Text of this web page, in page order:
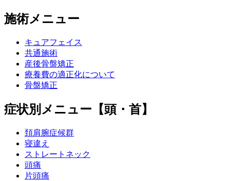
施術メニュー
キュアフェイス
共通施術
産後骨盤矯正
療養費の適正化について
骨盤矯正
症状別メニュー【頭・首】
頚肩腕症候群
寝違え
ストレートネック
頭痛
片頭痛